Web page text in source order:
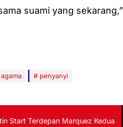
suami yang sekarang,”
penyanyi
Start Terdepan Marquez Kedua